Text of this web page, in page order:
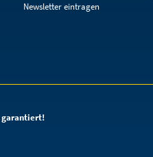
Newsletter eintragen
garantiert!